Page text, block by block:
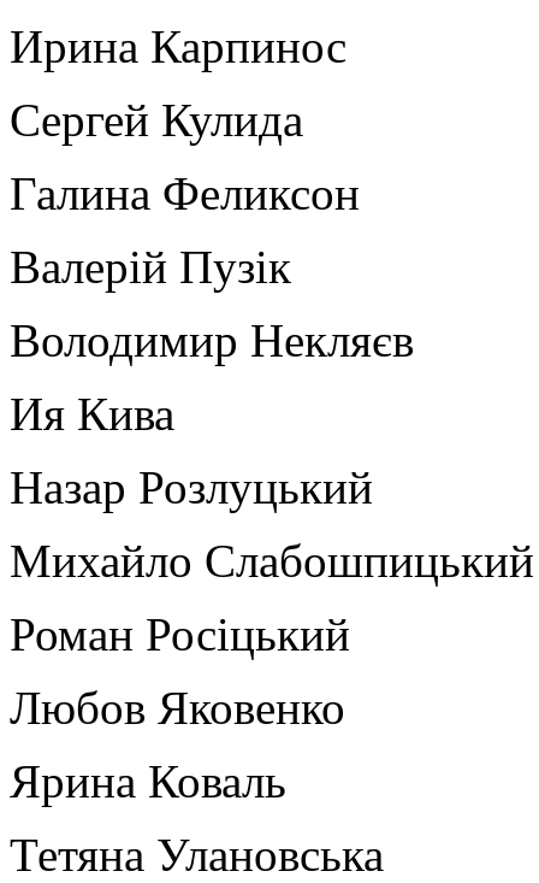
Ирина Карпинос
Сергей Кулида
Галина Феликсон
Валерій Пузік
Володимир Некляєв
Ия Кива
Назар Розлуцький
Михайло Слабошпицький
Роман Росіцький
Любов Яковенко
Ярина Коваль
Тетяна Улановська